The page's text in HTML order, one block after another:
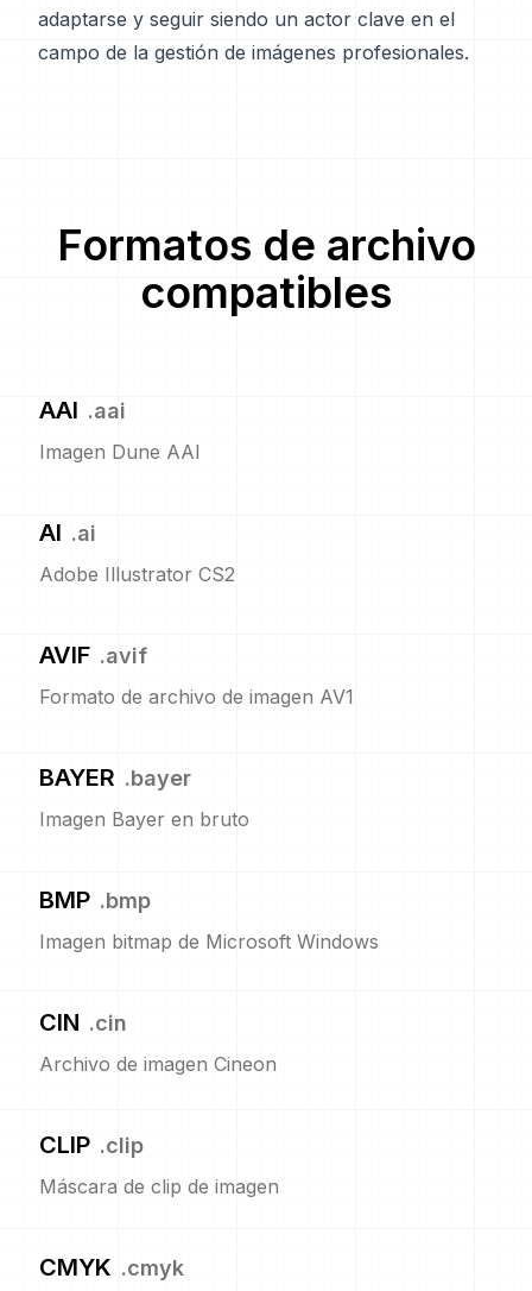
adaptarse y seguir siendo un actor clave en el
campo de la gestión de imágenes profesionales.
Formatos de archivo
compatibles
AAI .aai
Imagen Dune AAI
AI .ai
Adobe Illustrator CS2
AVIF .avif
Formato de archivo de imagen AV1
BAYER .bayer
Imagen Bayer en bruto
BMP .bmp
Imagen bitmap de Microsoft Windows
CIN .cin
Archivo de imagen Cineon
CLIP .clip
Máscara de clip de imagen
CMYK .cmyk